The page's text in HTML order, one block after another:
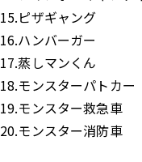
15.ピザギャング
16.ハンバーガー
17.蒸しマンくん
18.モンスターパトカー
19.モンスター救急車
20.モンスター消防車